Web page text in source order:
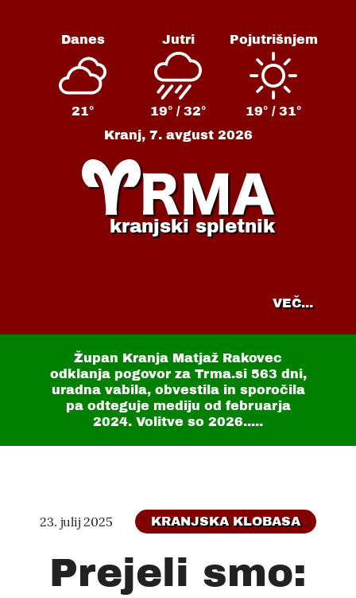
Danes
21°
Jutri
19° / 32°
Pojutrišnjem
19° / 31°
Kranj, 7. avgust 2026
kranjski spletnik
VEČ...
Župan Kranja Matjaž Rakovec
odklanja pogovor za Trma.si 563 dni,
uradna vabila, obvestila in sporočila
pa odteguje mediju od februarja
2024. Volitve so 2026.....
23. julij 2025 KRANJSKA KLOBASA
Prejeli smo: